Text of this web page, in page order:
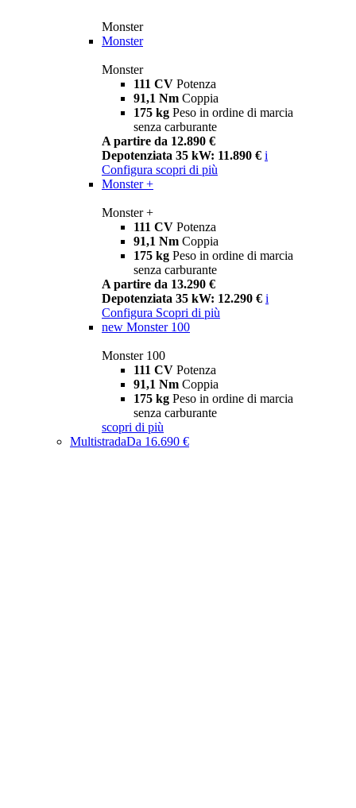
Monster
Monster
Monster
111 CV Potenza
91,1 Nm Coppia
175 kg Peso in ordine di marcia
senza carburante
A partire da 12.890 €
Depotenziata 35 kW: 11.890 € i
Configura scopri di più
Monster +
Monster +
111 CV Potenza
91,1 Nm Coppia
175 kg Peso in ordine di marcia
senza carburante
A partire da 13.290 €
Depotenziata 35 kW: 12.290 € i
Configura Scopri di più
new Monster 100
Monster 100
111 CV Potenza
91,1 Nm Coppia
175 kg Peso in ordine di marcia
senza carburante
scopri di più
MultistradaDa 16.690 €